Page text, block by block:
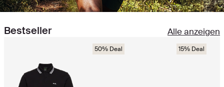
Bestseller Alle anzeigen
50% Deal 15% Deal